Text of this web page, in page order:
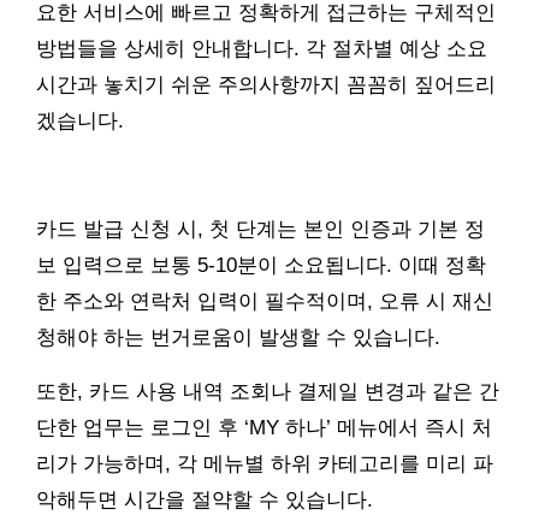
요한 서비스에 빠르고 정확하게 접근하는 구체적인
방법들을 상세히 안내합니다. 각 절차별 예상 소요
시간과 놓치기 쉬운 주의사항까지 꼼꼼히 짚어드리
겠습니다.
카드 발급 신청 시, 첫 단계는 본인 인증과 기본 정
보 입력으로 보통 5-10분이 소요됩니다. 이때 정확
한 주소와 연락처 입력이 필수적이며, 오류 시 재신
청해야 하는 번거로움이 발생할 수 있습니다.
또한, 카드 사용 내역 조회나 결제일 변경과 같은 간
단한 업무는 로그인 후 ‘MY 하나’ 메뉴에서 즉시 처
리가 가능하며, 각 메뉴별 하위 카테고리를 미리 파
악해두면 시간을 절약할 수 있습니다.